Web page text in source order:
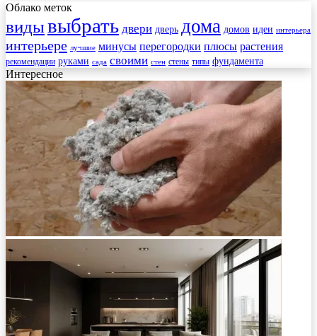
Облако меток
видывыбрать двери дверь дома домов идеи интерьера
интерьере лучшие минусы перегородки плюсы растения
рекомендации руками сада своими стен стены типы фундамента
Интересное